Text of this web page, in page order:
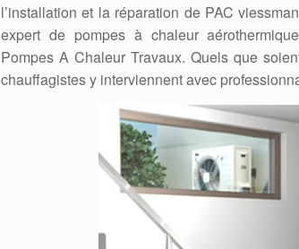
l’installation et la réparation de PAC
expert de pompes à chaleur
Pompes A Chaleur Travaux. Quels que
chauffagistes y interviennent avec